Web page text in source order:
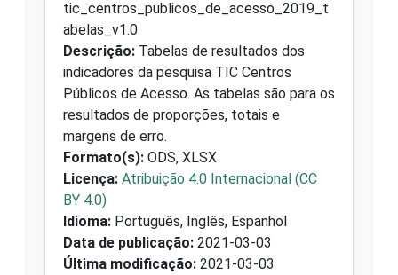
tic_centros_publicos_de_acesso_2019_t
abelas_v1.0
Descrição: Tabelas de resultados dos
indicadores da pesquisa TIC Centros
Públicos de Acesso. As tabelas são para os
resultados de proporções, totais e
margens de erro.
Formato(s): ODS, XLSX
Licença: Atribuição 4.0 Internacional (CC
BY 4.0)
Idioma: Português, Inglês, Espanhol
Data de publicação: 2021-03-03
Última modificação: 2021-03-03